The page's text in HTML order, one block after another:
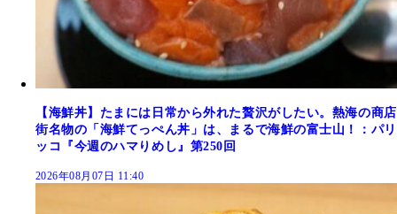
【海鮮丼】たまには日常から外れた贅沢がしたい。熱海の商店
街名物の「海鮮てっぺん丼」は、まるで海鮮の富士山！：パリ
ッコ『今週のハマりめし』第250回
2026年08月07日 11:40